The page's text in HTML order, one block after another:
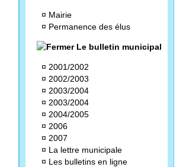
¤ Mairie
¤ Permanence des élus
Le bulletin municipal
¤ 2001/2002
¤ 2002/2003
¤ 2003/2004
¤ 2003/2004
¤ 2004/2005
¤ 2006
¤ 2007
¤ La lettre municipale
¤ Les bulletins en ligne